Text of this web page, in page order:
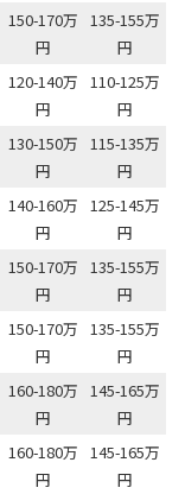
150-170万
円
135-155万
円
120-140万
円
110-125万
円
130-150万
円
115-135万
円
140-160万
円
125-145万
円
150-170万
円
135-155万
円
150-170万
円
135-155万
円
160-180万
円
145-165万
円
160-180万
円
145-165万
円